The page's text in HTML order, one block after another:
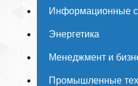
Информационные
Энергетика
Менеджмент и
Промышленные